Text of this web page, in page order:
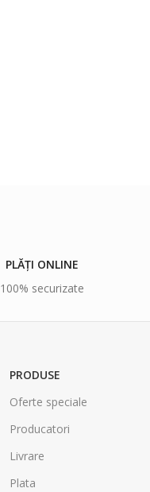
PLĂȚI ONLINE
100% securizate
PRODUSE
Oferte speciale
Producatori
Livrare
Plata